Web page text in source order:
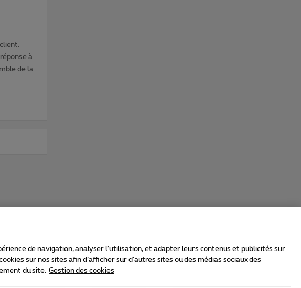
à
de la
statement
de navigation, analyser l’utilisation, et adapter leurs contenus et publicités sur
sur nos sites afin d’afficher sur d'autres sites ou des médias sociaux des
du site. Gestion des cookies